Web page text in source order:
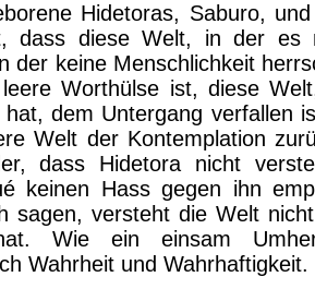
Hidetoras, Saburo,
dass diese Welt, in der es
der keine Menschlichkeit
Worthülse ist, diese
dem Untergang verfallen
Welt der Kontemplation
dass Hidetora nicht
keinen Hass gegen ihn
sagen, versteht die Welt
Wie ein einsam
Wahrheit und Wahrhaftigkeit.